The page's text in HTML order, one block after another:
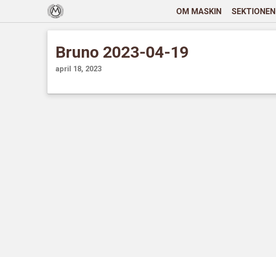
OM MASKIN SEKTIONEN
Bruno 2023-04-19
april 18, 2023